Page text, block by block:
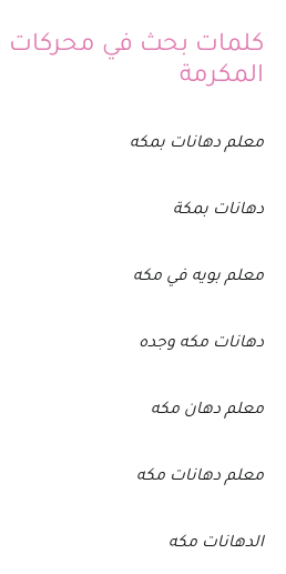
كلمات بحث في
المكرمة
معلم دهانات بمكه
دهانات بمكة
معلم بويه في مكه
دهانات مكه وجده
معلم دهان مكه
معلم دهانات مكه
الدهانات مكه